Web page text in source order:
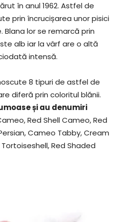
în anul 1962. Astfel de
prin încrucișarea unor pisici
lor se remarcă prin
alb iar la vârf are o altă
intensă.
8 tipuri de astfel de
diferă prin coloritul blănii.
și au denumiri
Red Shell Cameo, Red
Cameo Tabby, Cream
Red Shaded